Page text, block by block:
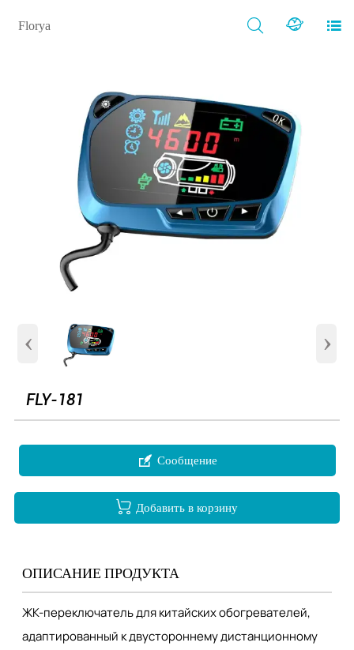
Florya   
‹ ›
FLY-181
 Сообщение
 Добавить в корзину
ОПИСАНИЕ ПРОДУКТА
ЖК-переключатель для китайских обогревателей,
адаптированный к двустороннему дистанционному